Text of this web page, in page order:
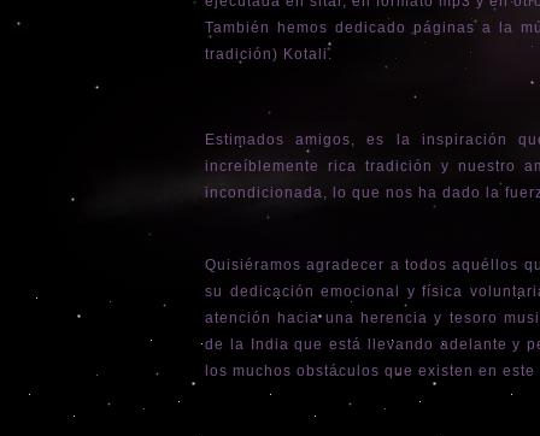
También hemos dedicado páginas a la
tradición) Kotali.
Estimados amigos, es la inspiración
increíblemente rica tradición y nuestro
incondicionada, lo que nos ha dado la
Quisiéramos agradecer a todos aquéllos
su dedicación emocional y física
atención hacia una herencia y tesoro
de la India que está llevando adelante y
los muchos obstáculos que existen en